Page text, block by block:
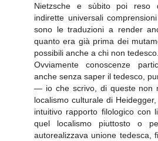
Nietzsche e sùbito poi reso
indirette universali
sono le traduzioni a render
quanto era già prima dei
possibili anche a chi non
Ovviamente conoscenze
anche senza saper il tedesco,
— io che scrivo, di queste non
localismo culturale di
intuitivo rapporto filologico con
quel localismo piuttosto o
autorealizzava unione tedesca,